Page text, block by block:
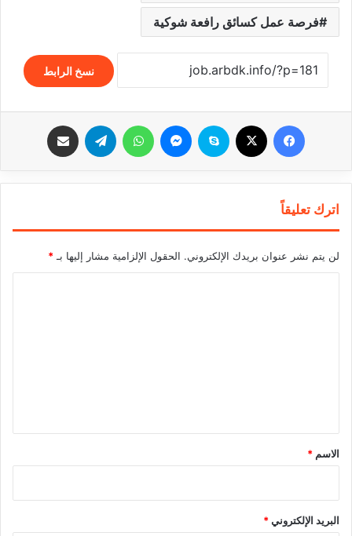
فرصة عمل كسائق رافعة شوكية
نسخ الرابط
اترك تعليقاً
لن يتم نشر عنوان بريدك الإلكتروني. الحقول الإلزامية مشار إليها بـ *
*
الاسم *
البريد الإلكتروني*